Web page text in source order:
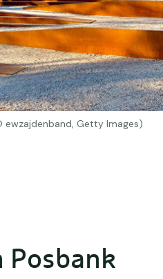
ewzajdenband, Getty Images)
Posbank